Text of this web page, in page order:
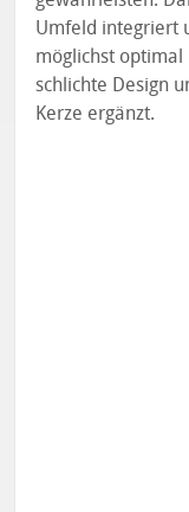
Umfeld integriert
möglichst
schlichte Design
Kerze ergänzt.